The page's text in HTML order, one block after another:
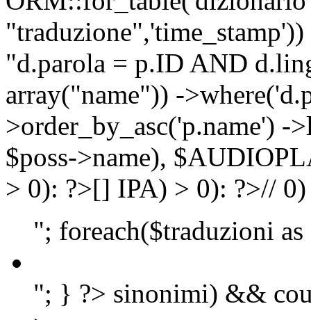
"d.parola = p.ID AND
array("name")) -
>order_by_asc('p.name')
$poss->name),
> 0): ?>[] IPA) > 0): ?>//
"; foreach($traduzioni
"; } ?> sinonimi) &&